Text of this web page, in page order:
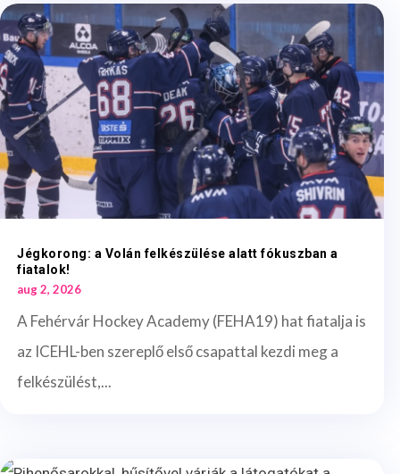
Jégkorong: a Volán felkészülése alatt fókuszban a
fiatalok!
aug 2, 2026
A Fehérvár Hockey Academy (FEHA19) hat fiatalja is
az ICEHL-ben szereplő első csapattal kezdi meg a
felkészülést,...